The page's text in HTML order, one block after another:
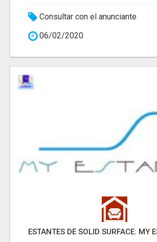
Consultar con el anunciante
06/02/2020
ESTANTES DE SOLID SURFACE: MY